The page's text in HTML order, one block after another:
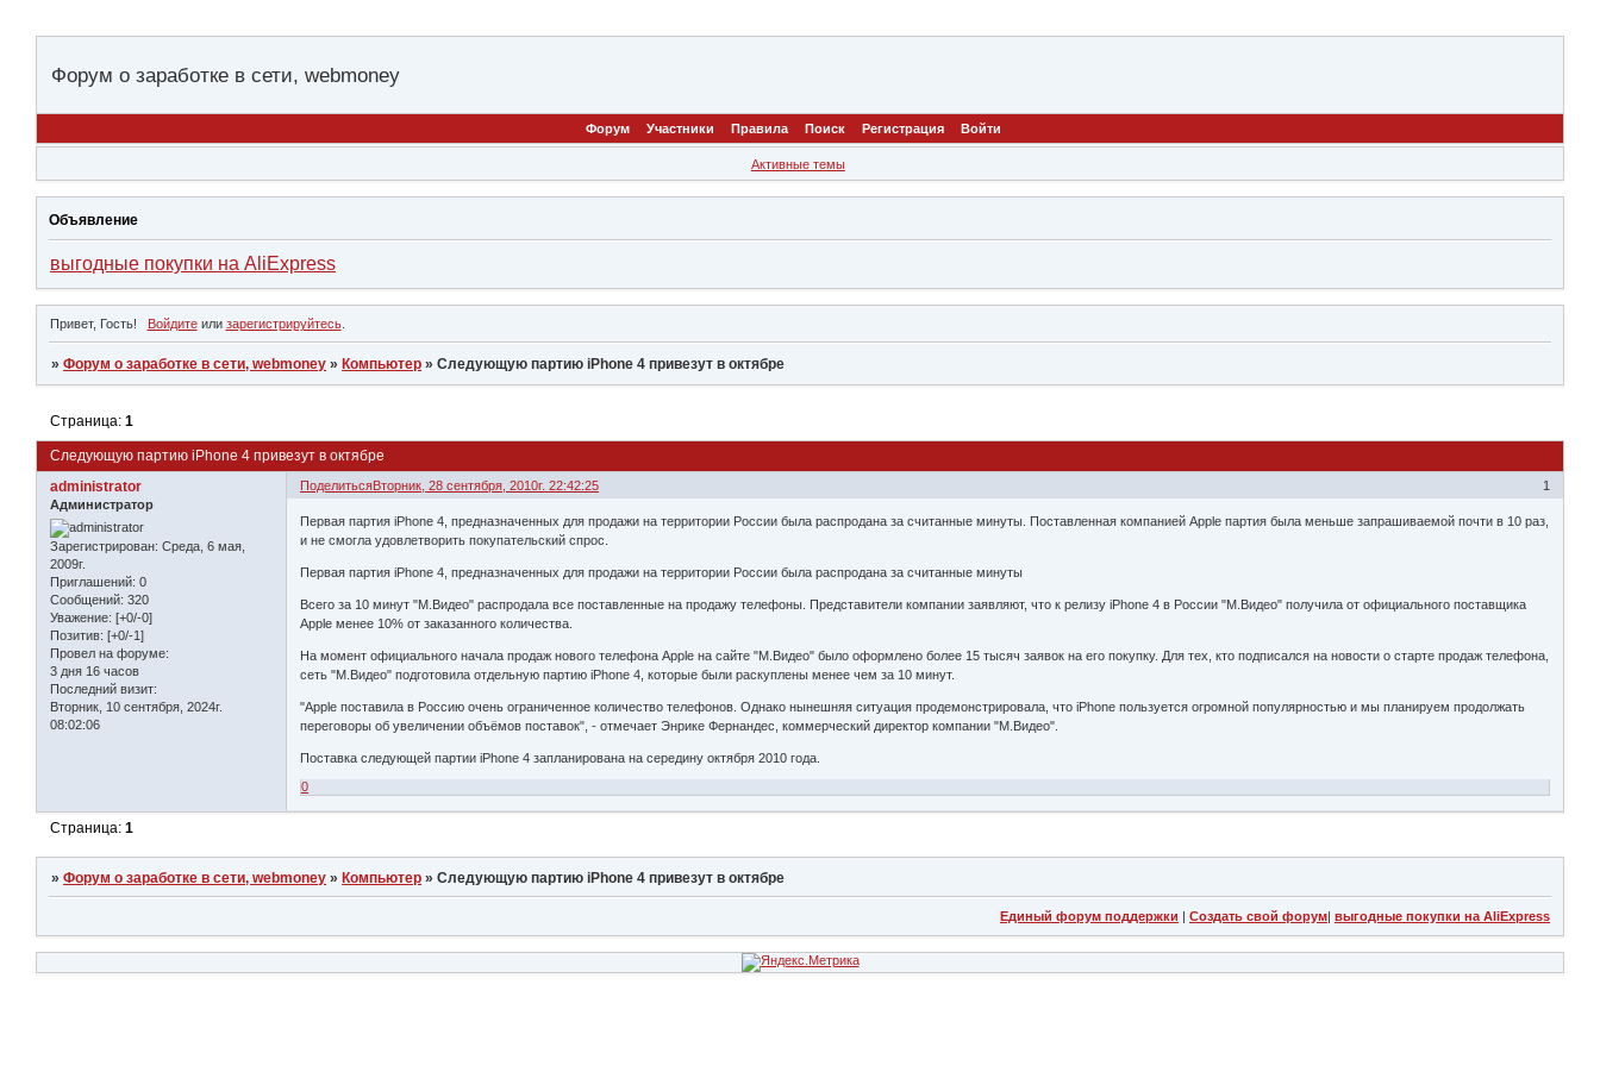
Форум о заработке в сети, webmoney
Форум Участники Правила Поиск Регистрация Войти
Активные темы
Объявление
выгодные покупки на AliExpress
Привет, Гость! Войдитеили зарегистрируйтесь.
»Форум о заработке в сети, webmoney » Компьютер »Следующую партию iPhone 4 привезут в октябре
Следующую партию iPhone 4 привезут в октябре
Страница:1
Поделиться 1
Вторник, 28 сентября, 2010г. 22:42:25
administrator
Администратор
Зарегистрирован: Среда, 6 мая,
2009г.
Приглашений: 0
Сообщений: 320
Уважение: [+0/-0]
Позитив: [+0/-1]
Провел на форуме:
3 дня 16 часов
Последний визит:
Вторник, 10 сентября, 2024г.
08:02:06
Первая партия iPhone 4, предназначенных для продажи на территории России была распродана за считанные минуты. Поставленная компанией Apple партия была меньше запрашиваемой почти в 10 раз,
и не смогла удовлетворить покупательский спрос.
Первая партия iPhone 4, предназначенных для продажи на территории России была распродана за считанные минуты
Всего за 10 минут "М.Видео" распродала все поставленные на продажу телефоны. Представители компании заявляют, что к релизу iPhone 4 в России "М.Видео" получила от официального поставщика
Apple менее 10% от заказанного количества.
На момент официального начала продаж нового телефона Apple на сайте "М.Видео" было оформлено более 15 тысяч заявок на его покупку. Для тех, кто подписался на новости о старте продаж телефона,
сеть "М.Видео" подготовила отдельную партию iPhone 4, которые были раскуплены менее чем за 10 минут.
"Apple поставила в Россию очень ограниченное количество телефонов. Однако нынешняя ситуация продемонстрировала, что iPhone пользуется огромной популярностью и мы планируем продолжать
переговоры об увеличении объёмов поставок", - отмечает Энрике Фернандес, коммерческий директор компании "М.Видео".
Поставка следующей партии iPhone 4 запланирована на середину октября 2010 года.
0
Страница:1
»Форум о заработке в сети, webmoney » Компьютер »Следующую партию iPhone 4 привезут в октябре
Единый форум поддержки | Создать свой форум| выгодные покупки на AliExpress